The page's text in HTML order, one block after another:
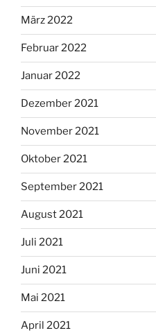
März 2022
Februar 2022
Januar 2022
Dezember 2021
November 2021
Oktober 2021
September 2021
August 2021
Juli 2021
Juni 2021
Mai 2021
April 2021